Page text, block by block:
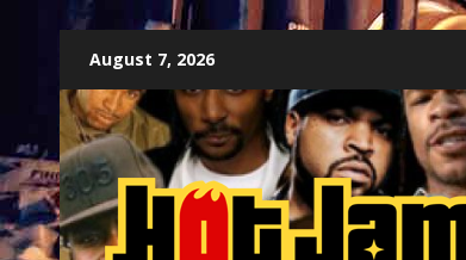
content
August 7, 2026